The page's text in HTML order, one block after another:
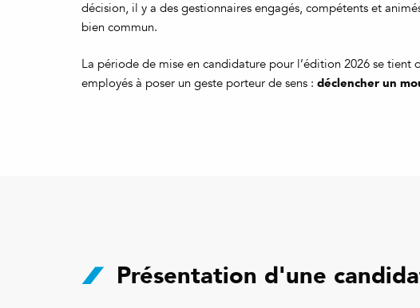
décision, il y a des gestionnaires engagés, compétents et
bien commun.
La période de mise en candidature pour l’édition 2026 se
employés à poser un geste porteur de sens : déclencher un
Présentation d'une